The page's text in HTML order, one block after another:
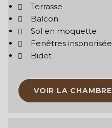
Terrasse
Balcon
Sol en moquette
Fenêtres
Bidet
VOIR LA CHAMBRE